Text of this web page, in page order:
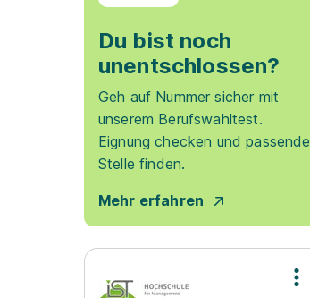
Du bist noch
unentschlossen?
Geh auf Nummer sicher mit
unserem Berufswahltest.
Eignung checken und passende
Stelle finden.
Mehr erfahren